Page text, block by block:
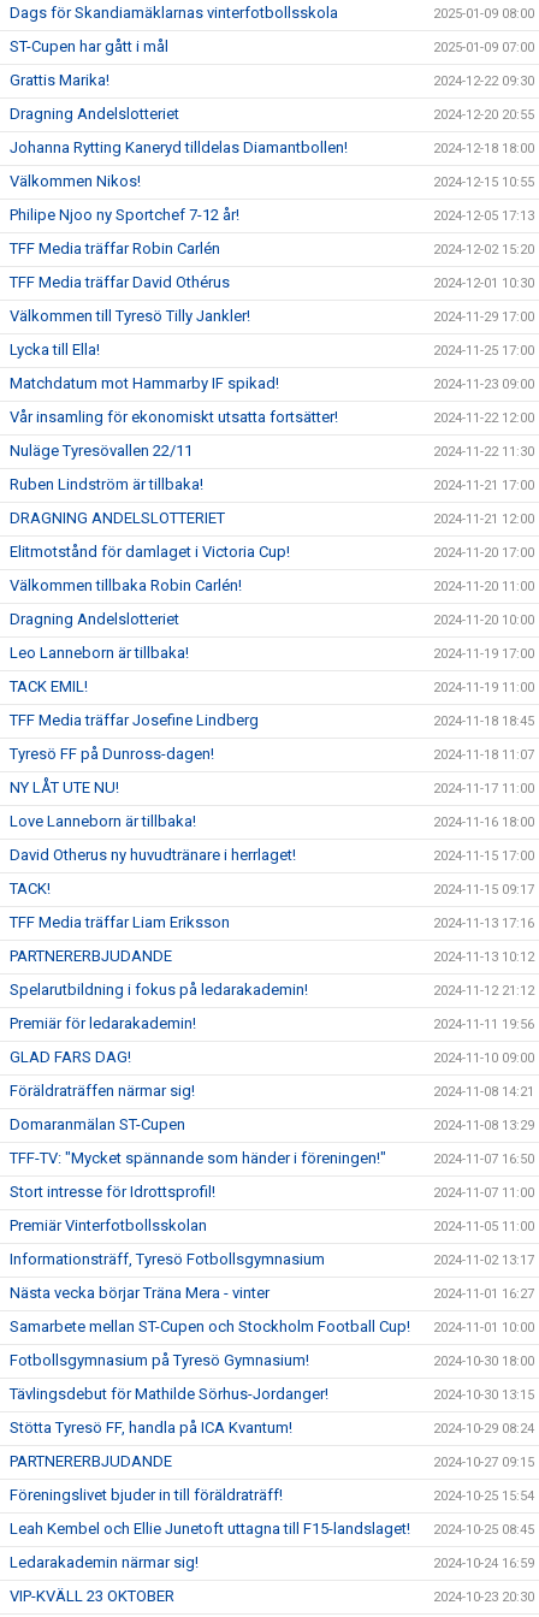
Dags för Skandiamäklarnas vinterfotbollsskola 2025-01-09 08:00
ST-Cupen har gått i mål 2025-01-09 07:00
Grattis Marika! 2024-12-22 09:30
Dragning Andelslotteriet 2024-12-20 20:55
Johanna Rytting Kaneryd tilldelas Diamantbollen! 2024-12-18 18:00
Välkommen Nikos! 2024-12-15 10:55
Philipe Njoo ny Sportchef 7-12 år! 2024-12-05 17:13
TFF Media träffar Robin Carlén 2024-12-02 15:20
TFF Media träffar David Othérus 2024-12-01 10:30
Välkommen till Tyresö Tilly Jankler! 2024-11-29 17:00
Lycka till Ella! 2024-11-25 17:00
Matchdatum mot Hammarby IF spikad! 2024-11-23 09:00
Vår insamling för ekonomiskt utsatta fortsätter! 2024-11-22 12:00
Nuläge Tyresövallen 22/11 2024-11-22 11:30
Ruben Lindström är tillbaka! 2024-11-21 17:00
DRAGNING ANDELSLOTTERIET 2024-11-21 12:00
Elitmotstånd för damlaget i Victoria Cup! 2024-11-20 17:00
Välkommen tillbaka Robin Carlén! 2024-11-20 11:00
Dragning Andelslotteriet 2024-11-20 10:00
Leo Lanneborn är tillbaka! 2024-11-19 17:00
TACK EMIL! 2024-11-19 11:00
TFF Media träffar Josefine Lindberg 2024-11-18 18:45
Tyresö FF på Dunross-dagen! 2024-11-18 11:07
NY LÅT UTE NU! 2024-11-17 11:00
Love Lanneborn är tillbaka! 2024-11-16 18:00
David Otherus ny huvudtränare i herrlaget! 2024-11-15 17:00
TACK! 2024-11-15 09:17
TFF Media träffar Liam Eriksson 2024-11-13 17:16
PARTNERERBJUDANDE 2024-11-13 10:12
Spelarutbildning i fokus på ledarakademin! 2024-11-12 21:12
Premiär för ledarakademin! 2024-11-11 19:56
GLAD FARS DAG! 2024-11-10 09:00
Föräldraträffen närmar sig! 2024-11-08 14:21
Domaranmälan ST-Cupen 2024-11-08 13:29
TFF-TV: "Mycket spännande som händer i föreningen!" 2024-11-07 16:50
Stort intresse för Idrottsprofil! 2024-11-07 11:00
Premiär Vinterfotbollsskolan 2024-11-05 11:00
Informationsträff, Tyresö Fotbollsgymnasium 2024-11-02 13:17
Nästa vecka börjar Träna Mera - vinter 2024-11-01 16:27
Samarbete mellan ST-Cupen och Stockholm Football Cup! 2024-11-01 10:00
Fotbollsgymnasium på Tyresö Gymnasium! 2024-10-30 18:00
Tävlingsdebut för Mathilde Sörhus-Jordanger! 2024-10-30 13:15
Stötta Tyresö FF, handla på ICA Kvantum! 2024-10-29 08:24
PARTNERERBJUDANDE 2024-10-27 09:15
Föreningslivet bjuder in till föräldraträff! 2024-10-25 15:54
Leah Kembel och Ellie Junetoft uttagna till F15-landslaget! 2024-10-25 08:45
Ledarakademin närmar sig! 2024-10-24 16:59
VIP-KVÄLL 23 OKTOBER 2024-10-23 20:30